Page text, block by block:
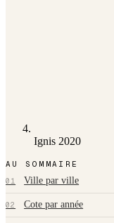
Ignis 2020
AU SOMMAIRE
01 Ville par ville
02 Cote par année